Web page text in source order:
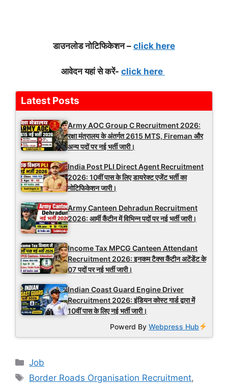
डाउनलोड नोटिफिकेशन – click here
आवेदन यहां से करें- click here
Latest Posts
Army AOC Group C Recruitment 2026:
रक्षा मंत्रालय के अंतर्गत 2615 MTS, Fireman और
अन्य पदों पर नई भर्ती जारी।
India Post PLI Direct Agent Recruitment
2026: 10वीं पास के लिए डायरेक्ट एजेंट भर्ती का
नोटिफिकेशन जारी।
Army Canteen Dehradun Recruitment
2026: आर्मी कैंटीन में विभिन्न पदों पर नई भर्ती जारी।
Income Tax MPCG Canteen Attendant
Recruitment 2026: इनकम टैक्स कैंटीन अटेंडेंट के
07 पदों पर नई भर्ती जारी।
Indian Coast Guard Engine Driver
Recruitment 2026: इंडियन कोस्ट गार्ड द्वारा में
10वीं पास के लिए नई भर्ती जारी।
Powerd ByWebpress Hub
Categories
Job
Tags
Border Roads Organisation Recruitment,